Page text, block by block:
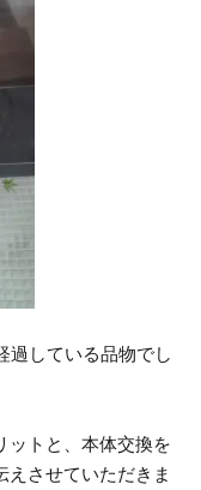
過している品物でし
ットと、本体交換を
えさせていただきま